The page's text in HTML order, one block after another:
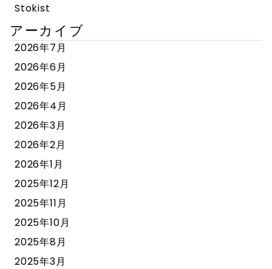
Stokist
アーカイブ
2026年7月
2026年6月
2026年5月
2026年4月
2026年3月
2026年2月
2026年1月
2025年12月
2025年11月
2025年10月
2025年8月
2025年3月